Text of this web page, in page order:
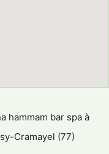
hammam bar spa à
Cramayel (77)